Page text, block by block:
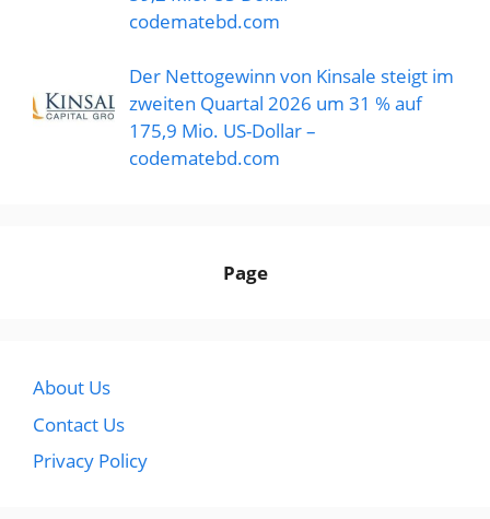
codematebd.com
Der Nettogewinn von Kinsale steigt im
zweiten Quartal 2026 um 31 % auf
175,9 Mio. US-Dollar –
codematebd.com
Page
About Us
Contact Us
Privacy Policy